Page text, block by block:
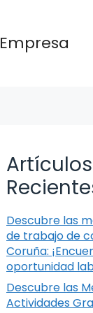
Empresa
Artículos
Descubre las
de trabajo de
Coruña:
oportunidad
Descubre las
Actividades